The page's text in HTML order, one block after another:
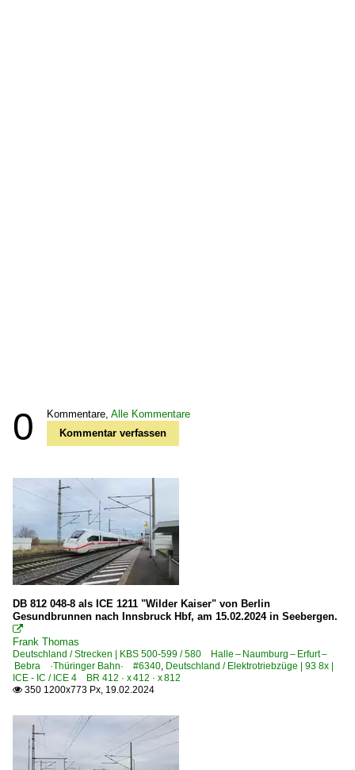
0 Kommentare, Alle Kommentare
Kommentar verfassen
DB 812 048-8 als ICE 1211 "Wilder Kaiser" von Berlin
Gesundbrunnen nach Innsbruck Hbf, am 15.02.2024 in Seebergen.

Frank Thomas
Deutschland / Strecken | KBS 500-599 / 580 Halle – Naumburg – Erfurt –
Bebra ·Thüringer Bahn· #6340, Deutschland / Elektrotriebzüge | 93 8x |
ICE - IC / ICE 4 BR 412 · x 412 · x 812
 350 1200x773 Px, 19.02.2024